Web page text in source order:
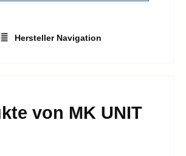
Hersteller Navigation
von MK UNIT